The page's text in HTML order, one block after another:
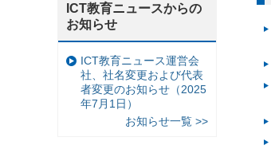
ICT教育ニュースからの
お知らせ
ICT教育ニュース運営会
社、社名変更および代表
者変更のお知らせ（2025
年7月1日）
お知らせ一覧 >>